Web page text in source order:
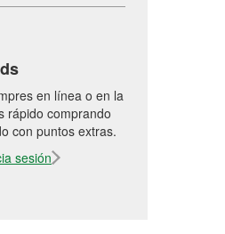
en línea o en la
rápido comprando
con puntos extras.
sesión